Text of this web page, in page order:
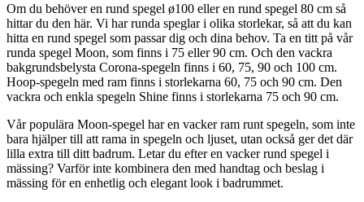
Om du behöver en rund spegel ø100 eller en rund spegel 80 cm så
hittar du den här. Vi har runda speglar i olika storlekar, så att du kan
hitta en rund spegel som passar dig och dina behov. Ta en titt på vår
runda spegel Moon, som finns i 75 eller 90 cm. Och den vackra
bakgrundsbelysta Corona-spegeln finns i 60, 75, 90 och 100 cm.
Hoop-spegeln med ram finns i storlekarna 60, 75 och 90 cm. Den
vackra och enkla spegeln Shine finns i storlekarna 75 och 90 cm.
Vår populära Moon-spegel har en vacker ram runt spegeln, som inte
bara hjälper till att rama in spegeln och ljuset, utan också ger det där
lilla extra till ditt badrum. Letar du efter en vacker rund spegel i
mässing? Varför inte kombinera den med handtag och beslag i
mässing för en enhetlig och elegant look i badrummet.